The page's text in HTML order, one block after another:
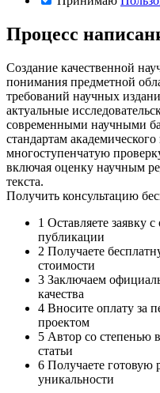
Процесс
Создание качественной
понимания предметной
требований научных
актуальные
современными научными
стандартам
многоступенчатую
включая оценку научным
текста.
Получить консультацию
1 Оставляете заявку
публикации
2 Получаете
стоимости
3 Заключаем
качества
4 Вносите оплату за
проектом
5 Автор со степенью
статьи
6 Получаете готовую
уникальности